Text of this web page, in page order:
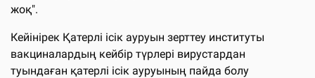
жоқ".
Кейінірек Қатерлі ісік ауруын зерттеу институты
вакциналардың кейбір түрлері вирустардан
туындаған қатерлі ісік ауруының пайда болу